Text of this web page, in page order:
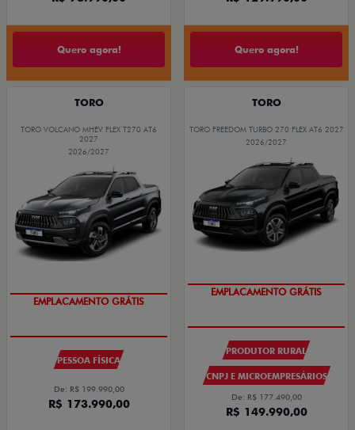
Quero agora! Quero agora!
TORO
TORO VOLCANO MHEV FLEX T270 AT6
2027
2026/2027
EMPLACAMENTO GRÁTIS
PESSOA FÍSICA
De: R$ 199.990,00
R$ 173.990,00
TORO
TORO FREEDOM TURBO 270 FLEX AT6 2027
2026/2027
EMPLACAMENTO GRÁTIS
PRODUTOR RURAL
CNPJ E MICROEMPRESÁRIOS
De: R$ 177.490,00
R$ 149.990,00